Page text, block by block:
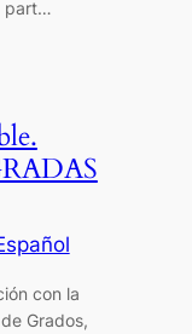
part…
con la
Grados,